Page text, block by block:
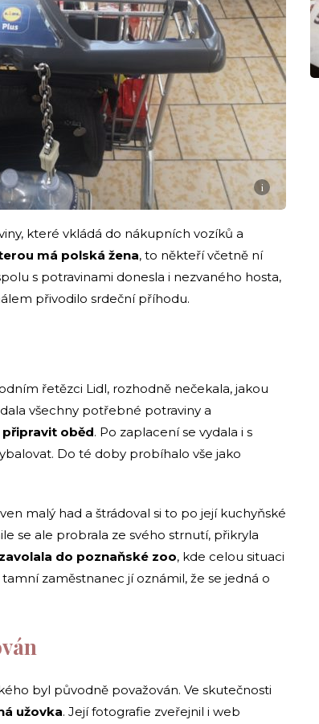
i
které vkládá do nákupních vozíků a
má polská žena, to někteří včetně ní
s potravinami donesla i nezvaného hosta,
přivodilo srdeční příhodu.
řetězci Lidl, rozhodně nečekala, jakou
všechny potřebné potraviny a
připravit oběd. Po zaplacení se vydala i s
Do té doby probíhalo vše jako
malý had a štrádoval si to po její kuchyňské
se ale probrala ze svého strnutí, přikryla
do poznaňské zoo, kde celou situaci
zaměstnanec jí oznámil, že se jedná o
byl původně považován. Ve skutečnosti
užovka. Její fotografie zveřejnil i web